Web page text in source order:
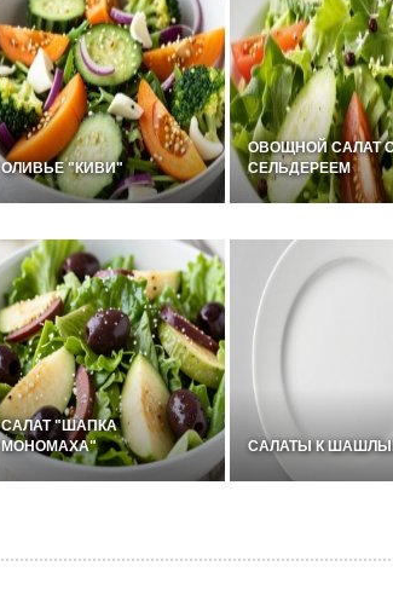
ОЛИВЬЕ "КИВИ"
ОВОЩНОЙ САЛАТ
СЕЛЬДЕРЕЕМ
САЛАТ "ШАПКА
МОНОМАХА"
САЛАТЫ К